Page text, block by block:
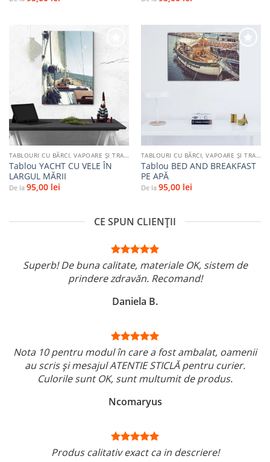
favorite
TABLOURI CU BĂRCI, VAPOARE ȘI TRANSPORT PE APĂ
Tablou YACHT CU VELE ÎN
LARGUL MĂRII
De la 95,00 lei
Adaugă
TABLOURI CU BĂRCI, VAPOARE ȘI TRANSPORT PE APĂ
Tablou BED AND BREAKFAST
PE APĂ
De la 95,00 lei
CE SPUN CLIENȚII
Superb! De buna calitate, materiale OK, sistem de
prindere zdravăn. Recomand!
Daniela B.
Nota 10 pentru modul în care a fost ambalat, oamenii
au scris și mesajul ATENTIE STICLĂ pentru curier.
Culorile sunt OK, sunt multumit de produs.
Ncomaryus
Produs calitativ exact ca in descriere!